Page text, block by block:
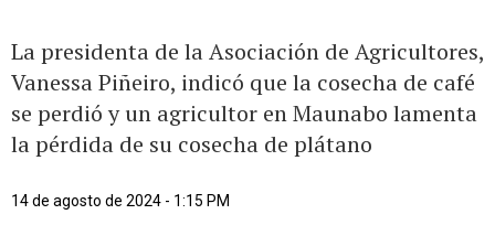
La presidenta de la Asociación de Agricultores,
Vanessa Piñeiro, indicó que la cosecha de café
se perdió y un agricultor en Maunabo lamenta
la pérdida de su cosecha de plátano
14 de agosto de 2024 - 1:15 PM